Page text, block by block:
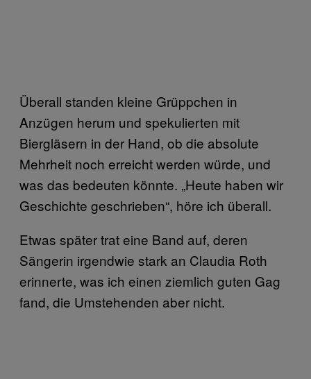
Überall standen kleine Grüppchen in
Anzügen herum und spekulierten mit
Biergläsern in der Hand, ob die absolute
Mehrheit noch erreicht werden würde, und
was das bedeuten könnte. „Heute haben wir
Geschichte geschrieben“, höre ich überall.
Etwas später trat eine Band auf, deren
Sängerin irgendwie stark an Claudia Roth
erinnerte, was ich einen ziemlich guten Gag
fand, die Umstehenden aber nicht.